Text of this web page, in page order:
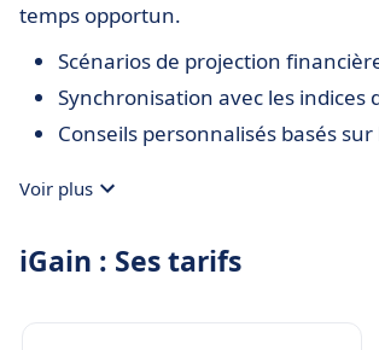
temps opportun.
Scénarios de projection
Synchronisation avec les indices
Conseils personnalisés basés
Voir plus
iGain : Ses tarifs